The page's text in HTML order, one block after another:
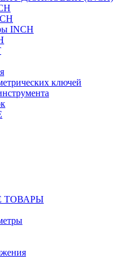
INCH
ключей
ТОВАРЫ